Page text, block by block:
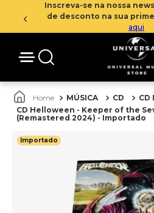
Inscreva-se na nossa
de desconto na sua
aqui
MÚSICA CD
CD
CD Helloween - Keeper of the
(Remastered 2024) - Importado
Importado